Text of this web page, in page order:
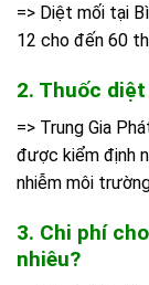
=> Diệt mối tại
12 cho đến 60
2. Thuốc
=> Trung Gia
được kiểm định
nhiễm môi
3. Chi phí
nhiêu?